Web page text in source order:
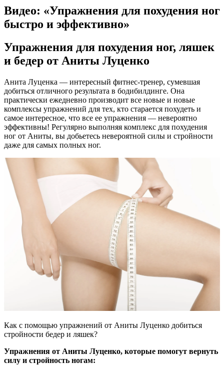
Видео: «Упражнения для похудения ног
быстро и эффективно»
Упражнения для похудения ног, ляшек
и бедер от Аниты Луценко
Анита Луценка — интересный фитнес-тренер, сумевшая
добиться отличного результата в бодибилдинге. Она
практически ежедневно производит все новые и новые
комплексы упражнений для тех, кто старается похудеть и
самое интересное, что все ее упражнения — невероятно
эффективны! Регулярно выполняя комплекс для похудения
ног от Аниты, вы добьетесь невероятной силы и стройности
даже для самых полных ног.
Как с помощью упражнений от Аниты Луценко добиться
стройности бедер и ляшек?
Упражнения от Аниты Луценко, которые помогут вернуть
силу и стройность ногам: